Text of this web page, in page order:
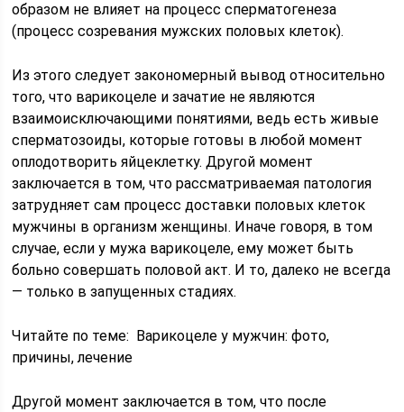
образом не влияет на процесс сперматогенеза
(процесс созревания мужских половых клеток).
Из этого следует закономерный вывод относительно
того, что варикоцеле и зачатие не являются
взаимоисключающими понятиями, ведь есть живые
сперматозоиды, которые готовы в любой момент
оплодотворить яйцеклетку. Другой момент
заключается в том, что рассматриваемая патология
затрудняет сам процесс доставки половых клеток
мужчины в организм женщины. Иначе говоря, в том
случае, если у мужа варикоцеле, ему может быть
больно совершать половой акт. И то, далеко не всегда
— только в запущенных стадиях.
Читайте по теме: Варикоцеле у мужчин: фото,
причины, лечение
Другой момент заключается в том, что после